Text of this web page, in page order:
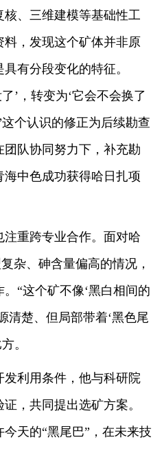
、三维建模等基础性工
，发现这个矿体并非原
有分段变化的特征。
’，转变为‘它会不会换了
个认识的修正为后续勘查
队协同努力下，补充勘
海中色成功获得哈日扎项
重跨专业合作。面对哈
杂、砷含量偏高的情况，
“这个矿不像‘黑白相间的
清楚、但局部带着‘黑色尾
。
利用条件，他与科研院
，共同提出选矿方案。
天的“黑尾巴”，在未来技